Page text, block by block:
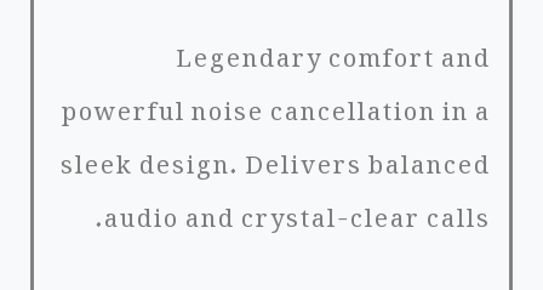
Legendary comfort and
powerful noise cancellation in a
sleek design. Delivers balanced
audio and crystal-clear calls.